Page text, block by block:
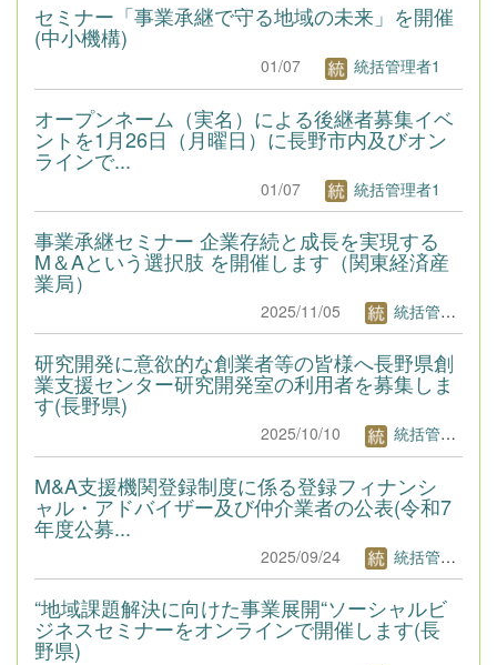
セミナー「事業承継で守る地域の未来」を開催
(中小機構)
01/07 統括管理者1
オープンネーム（実名）による後継者募集イベ
ントを1月26日（月曜日）に長野市内及びオン
ラインで...
01/07 統括管理者1
事業承継セミナー 企業存続と成長を実現する
M＆Aという選択肢 を開催します（関東経済産
業局）
2025/11/05 統括管理者1
研究開発に意欲的な創業者等の皆様へ長野県創
業支援センター研究開発室の利用者を募集しま
す(長野県)
2025/10/10 統括管理者1
M&A支援機関登録制度に係る登録フィナンシ
ャル・アドバイザー及び仲介業者の公表(令和7
年度公募...
2025/09/24 統括管理者1
“地域課題解決に向けた事業展開“ソーシャルビ
ジネスセミナーをオンラインで開催します(長
野県)